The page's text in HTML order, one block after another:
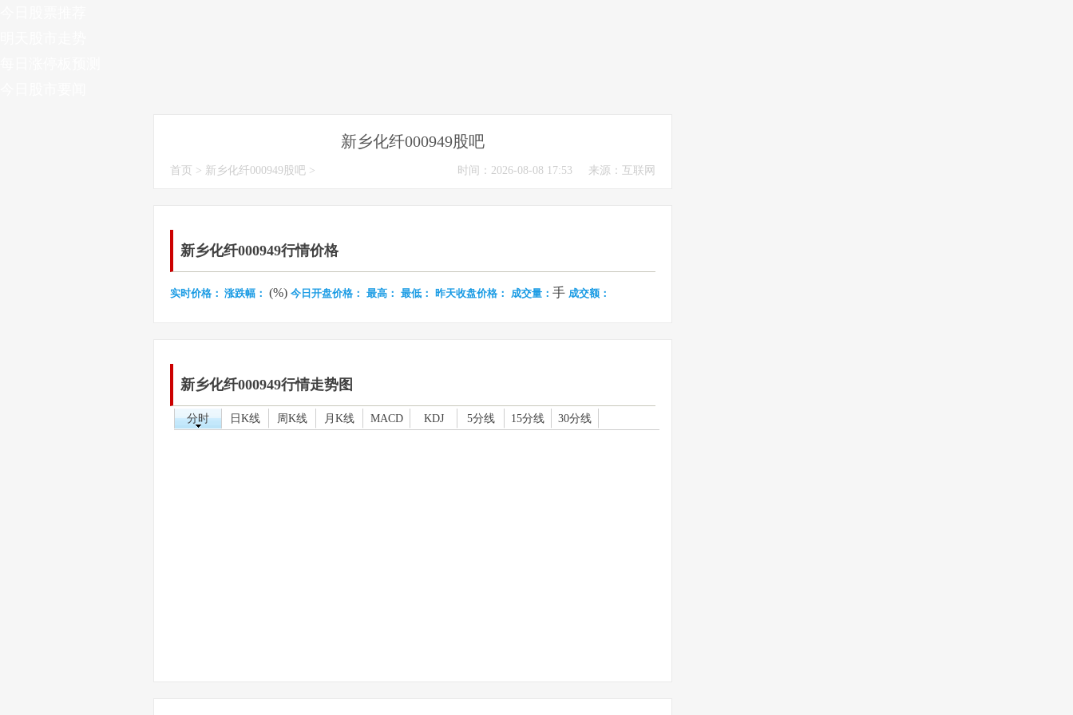
新乡化纤000949股吧
首页 > 新乡化纤000949股吧 > 来源：互联网
时间：2026-08-08 17:53
新乡化纤000949行情价格
实时价格： 涨跌幅： (%) 今日开盘价格： 最高： 最低： 昨天收盘价格： 成交量： 手 成交额：
新乡化纤000949行情走势图
分时 日K线 周K线 月K线 MACD KDJ 5分线 15分线 30分线